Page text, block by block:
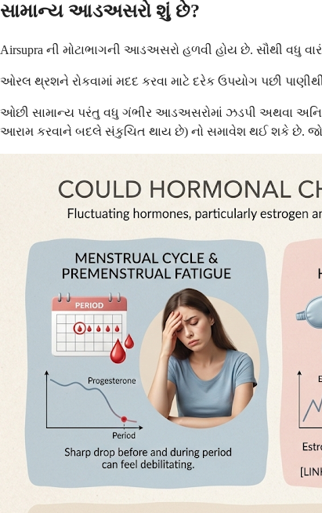
સામાન્ય આડઅસરો શું છે?
Airsupra ની મોટાભાગની આડઅસરો હળવી હોય છે. સૌથી વધુ
ઓરલ થ્રશને રોકવામાં મદદ કરવા માટે દરેક ઉપયોગ પછી
ઓછી સામાન્ય પરંતુ વધુ ગંભીર આડઅસરોમાં ઝડપી અથવા
આરામ કરવાને બદલે સંકુચિત થાય છે) નો સમાવેશ થઈ શકે છે. જો